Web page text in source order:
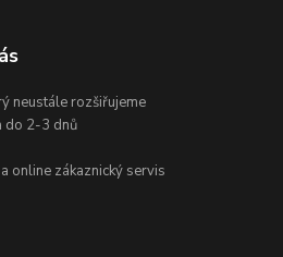
neustále rozšiřujeme
do 2-3 dnů
online zákaznický servis